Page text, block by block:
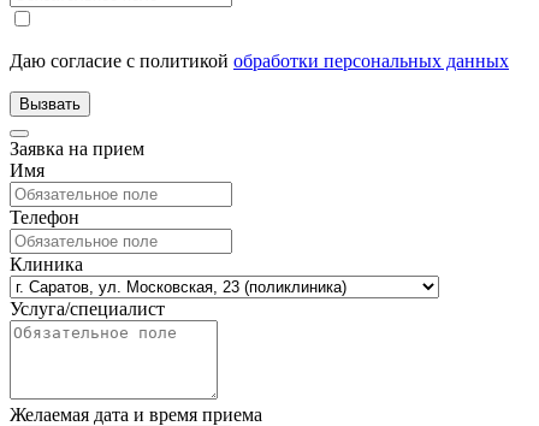
Даю согласие с политикой обработки персональных данных
Заявка на прием
Имя
Телефон
Клиника
Услуга/специалист
Желаемая дата и время приема